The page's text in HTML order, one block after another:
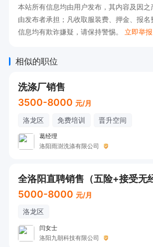
靠，推广无忧。
本站所有信息均由用户发布，其内容及因之
由发布者承担；凡收取服装费、押金、报名
信息均有欺诈嫌疑，请保持警惕。 立即举
相似的职位
洗涤厂销售
3500-8000 元/月
洛龙区 免费培训 晋升空间
葛经理
洛阳雨澍洗涤有限公司
全洛阳直聘销售（五险+接受无
5000-8000 元/月
洛龙区
闫女士
洛阳九朝科技有限公司